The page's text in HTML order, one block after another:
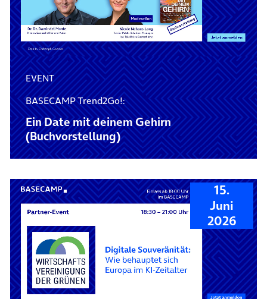
EVENT
BASECAMP Trend2Go!:
Ein Date mit deinem Gehirn
(Buchvorstellung)
15.
Juni
2026